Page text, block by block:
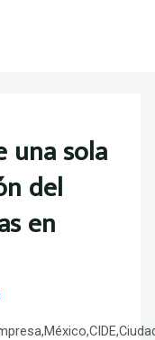
una sola
del
en